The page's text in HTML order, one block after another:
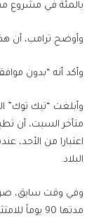
بالمئة في مشروع
وأوضح ترامب، أن
وأكد أنه “بدون
وأبلغت “تيك توك”
متأخر السبت، أن
اعتبارا من الأحد،
البلاد.
وفي وقت سابق،
مدتها 90 يوماً للامتثال للقانون وتجنب الحظر.